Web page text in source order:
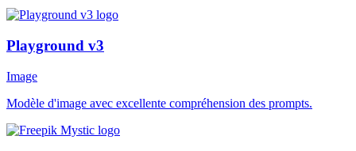
Playground v3
Image
Modèle d'image avec excellente compréhension des prompts.